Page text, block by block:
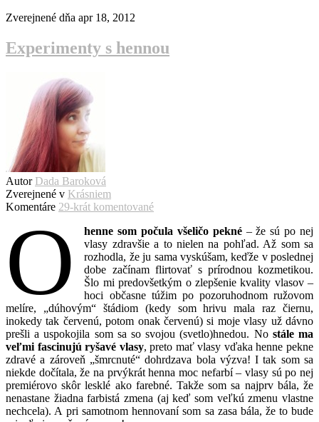
Zverejnené dňa apr 18, 2012
Experimenty s hennou
Autor Dada Baroková
Zverejnené v Krásniem
Komentáre 29-krát komentované
O henne som počula všeličo pekné– že sú po nej
vlasy zdravšie a to nielen na pohľad. Až som sa
rozhodla, že ju sama vyskúšam, keďže v poslednej
dobe začínam flirtovať s prírodnou kozmetikou.
Šlo mi predovšetkým o zlepšenie kvality vlasov –
hoci občasne túžim po pozoruhodnom ružovom
melíre, „dúhovým“ štádiom (kedy som hrivu mala raz čiernu,
inokedy tak červenú, potom onak červenú) si moje vlasy už dávno
prešli a uspokojila som sa so svojou (svetlo)hnedou. No stále ma
veľmi fascinujú ryšavé vlasy, preto mať vlasy vďaka henne pekne
zdravé a zároveň „šmrcnuté“ dohrdzava bola výzva! I tak som sa
niekde dočítala, že na prvýkrát henna moc nefarbí – vlasy sú po nej
premiérovo skôr lesklé ako farebné. Takže som sa najprv bála, že
nenastane žiadna farbistá zmena (aj keď som veľkú zmenu vlastne
nechcela). A pri samotnom hennovaní som sa zasa bála, že to bude